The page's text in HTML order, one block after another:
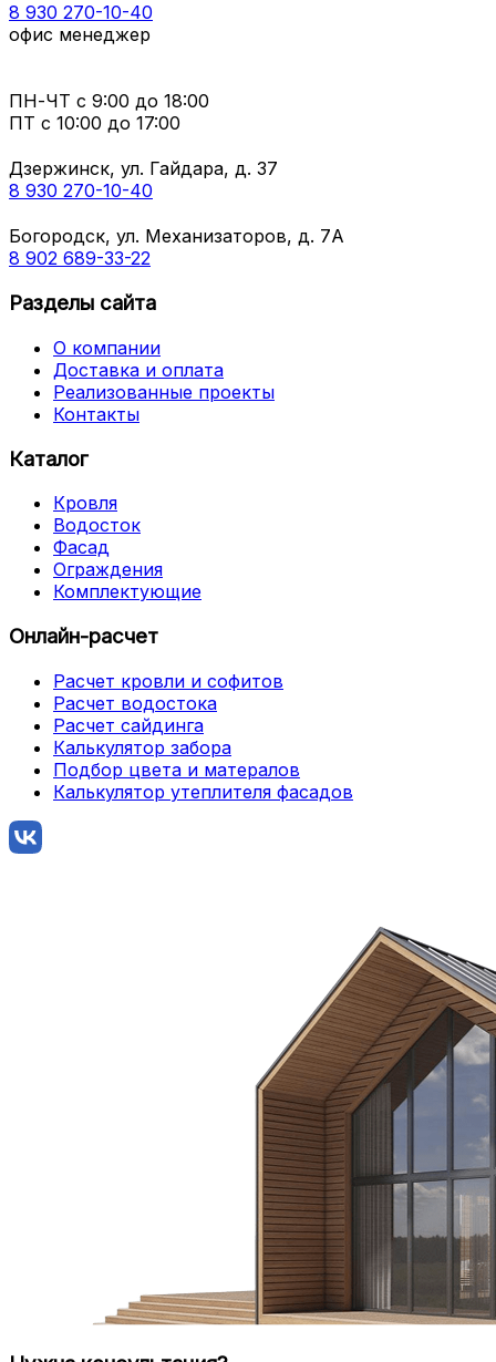
8 930 270-10-40
офис менеджер
ПН-ЧТ с 9:00 до 18:00
ПТ с 10:00 до 17:00
Дзержинск, ул. Гайдара, д. 37
8 930 270-10-40
Богородск, ул. Механизаторов, д. 7А
8 902 689-33-22
Разделы сайта
О компании
Доставка и оплата
Реализованные проекты
Контакты
Каталог
Кровля
Водосток
Фасад
Ограждения
Комплектующие
Онлайн-расчет
Расчет кровли и софитов
Расчет водостока
Расчет сайдинга
Калькулятор забора
Подбор цвета и матералов
Калькулятор утеплителя фасадов